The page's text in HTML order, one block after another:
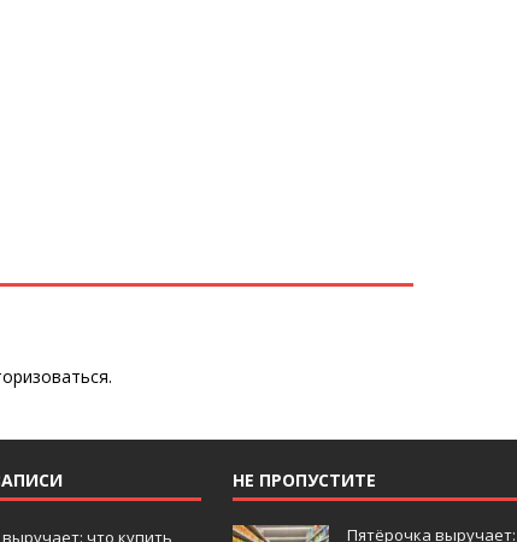
.
что купить
НЕ ПРОПУСТИТЕ
Пятёрочка выручает: